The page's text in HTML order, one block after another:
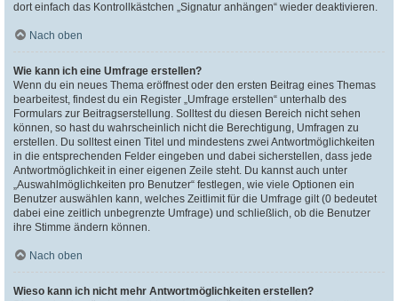
dort einfach das Kontrollkästchen „Signatur anhängen“ wieder deaktivieren.
Nach oben
Wie kann ich eine Umfrage erstellen?
Wenn du ein neues Thema eröffnest oder den ersten Beitrag eines Themas
bearbeitest, findest du ein Register „Umfrage erstellen“ unterhalb des
Formulars zur Beitragserstellung. Solltest du diesen Bereich nicht sehen
können, so hast du wahrscheinlich nicht die Berechtigung, Umfragen zu
erstellen. Du solltest einen Titel und mindestens zwei Antwortmöglichkeiten
in die entsprechenden Felder eingeben und dabei sicherstellen, dass jede
Antwortmöglichkeit in einer eigenen Zeile steht. Du kannst auch unter
„Auswahlmöglichkeiten pro Benutzer“ festlegen, wie viele Optionen ein
Benutzer auswählen kann, welches Zeitlimit für die Umfrage gilt (0 bedeutet
dabei eine zeitlich unbegrenzte Umfrage) und schließlich, ob die Benutzer
ihre Stimme ändern können.
Nach oben
Wieso kann ich nicht mehr Antwortmöglichkeiten erstellen?